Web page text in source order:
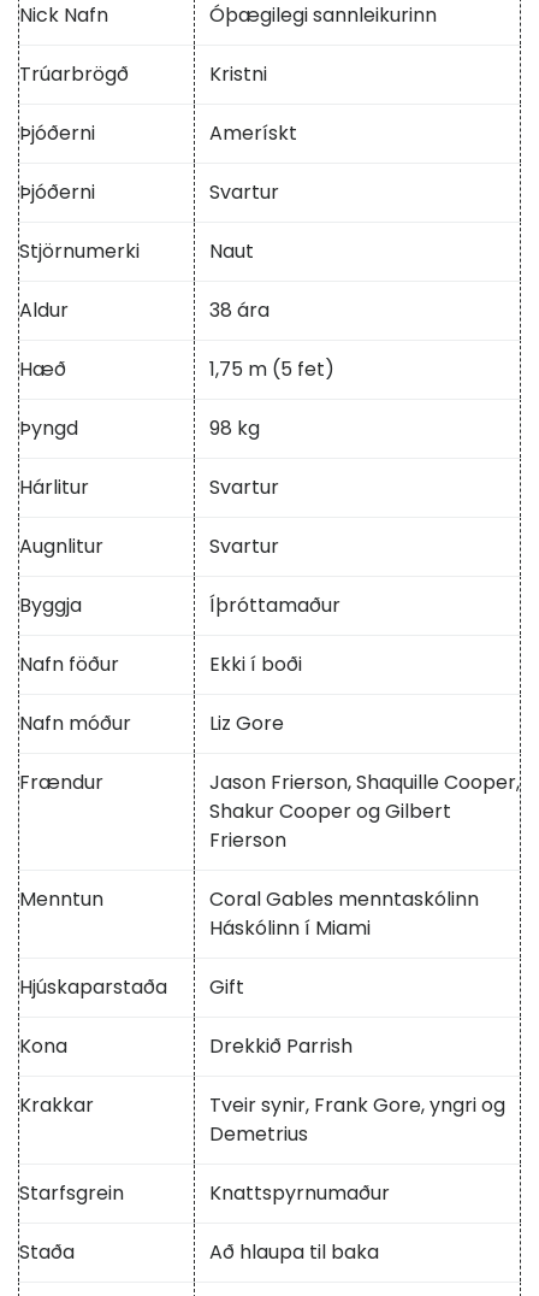
Nick Nafn Óþægilegi sannleikurinn
Trúarbrögð Kristni
Þjóðerni Amerískt
Þjóðerni Svartur
Stjörnumerki Naut
Aldur 38 ára
Hæð 1,75 m (5 fet)
Þyngd 98 kg
Hárlitur Svartur
Augnlitur Svartur
Byggja Íþróttamaður
Nafn föður Ekki í boði
Nafn móður Liz Gore
Frændur
Jason Frierson, Shaquille Cooper,
Shakur Cooper og Gilbert
Frierson
Menntun
Coral Gables menntaskólinn
Háskólinn í Miami
Hjúskaparstaða Gift
Kona Drekkið Parrish
Krakkar
Tveir synir, Frank Gore, yngri og
Demetrius
Starfsgrein Knattspyrnumaður
Staða Að hlaupa til baka